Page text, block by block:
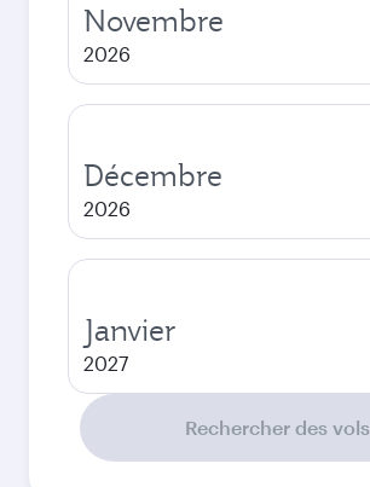
Novembre
2026
Décembre
2026
Janvier
2027
Rechercher des vols